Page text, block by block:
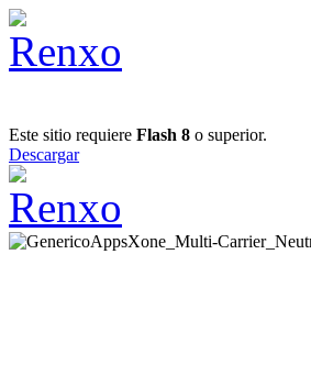
Este sitio requiere Flash 8 o superior.
Descargar